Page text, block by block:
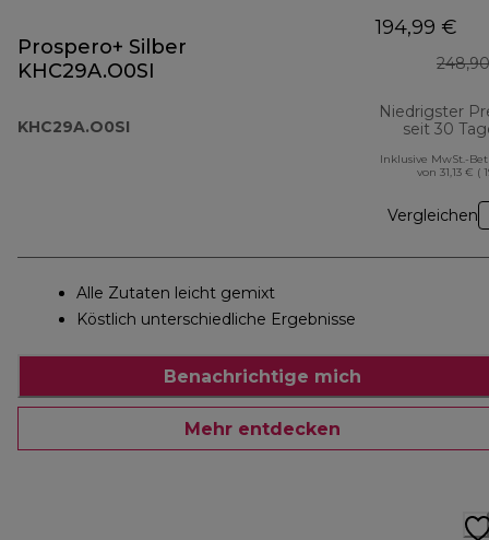
Prospero+ Silber
KHC29A.O0SI
KHC29A.O0SI
194,99 €
Niedrigster
seit 30
Inklusive MwSt.-
von 31,13 € (
Vergleichen
Alle Zutaten leicht gemixt
Köstlich unterschiedliche Ergebnisse
Benachrichtige mich
Mehr entdecken